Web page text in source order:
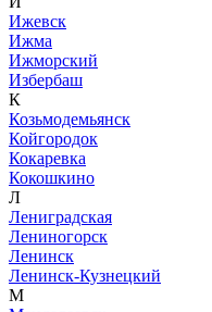
Ижевск
Ижма
Ижморский
Избербаш
К
Козьмодемьянск
Койгородок
Кокаревка
Кокошкино
Л
Лениградская
Лениногорск
Ленинск
Ленинск-Кузнецкий
М